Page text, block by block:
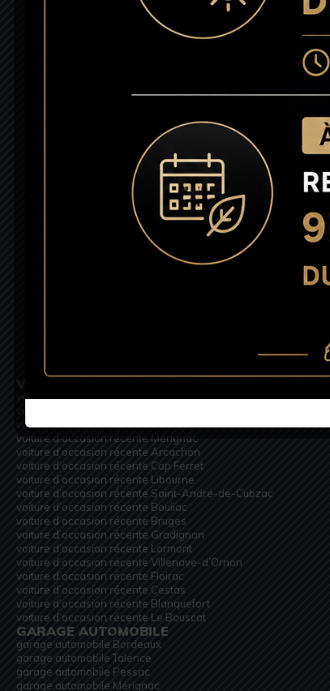
voiture d’occasion récente Bordeaux
voiture d’occasion récente Pessac
voiture d’occasion récente Mérignac
voiture d’occasion récente Arcachon
voiture d’occasion récente Cap Ferret
voiture d’occasion récente Libourne
voiture d’occasion récente Saint-André-de-Cubzac
voiture d’occasion récente Bouliac
voiture d’occasion récente Bruges
voiture d’occasion récente Gradignan
voiture d’occasion récente Lormont
voiture d’occasion récente Villenave-d’Ornon
voiture d’occasion récente Floirac
voiture d’occasion récente Cestas
voiture d’occasion récente Blanquefort
voiture d’occasion récente Le Bouscat
GARAGE AUTOMOBILE
garage automobile Bordeaux
garage automobile Talence
garage automobile Pessac
garage automobile Mérignac